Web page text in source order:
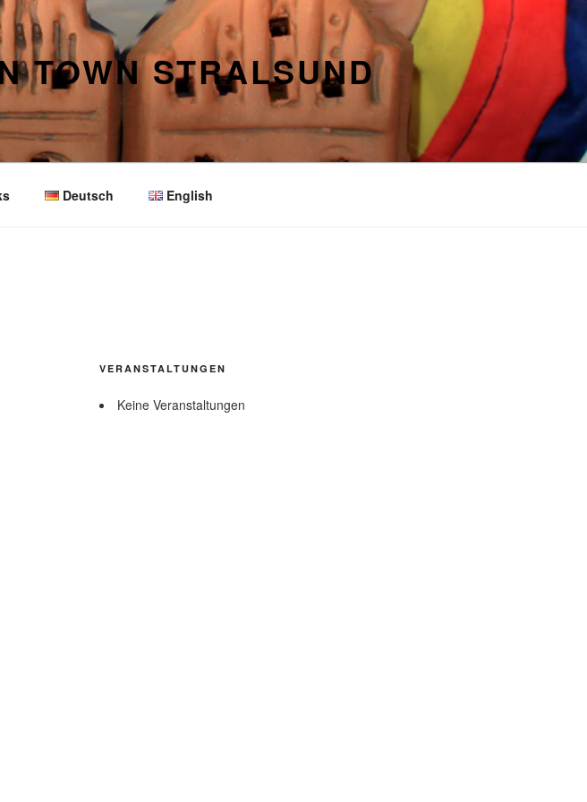
TOWN STRALSUND
Deutsch English
VERANSTALTUNGEN
Keine Veranstaltungen